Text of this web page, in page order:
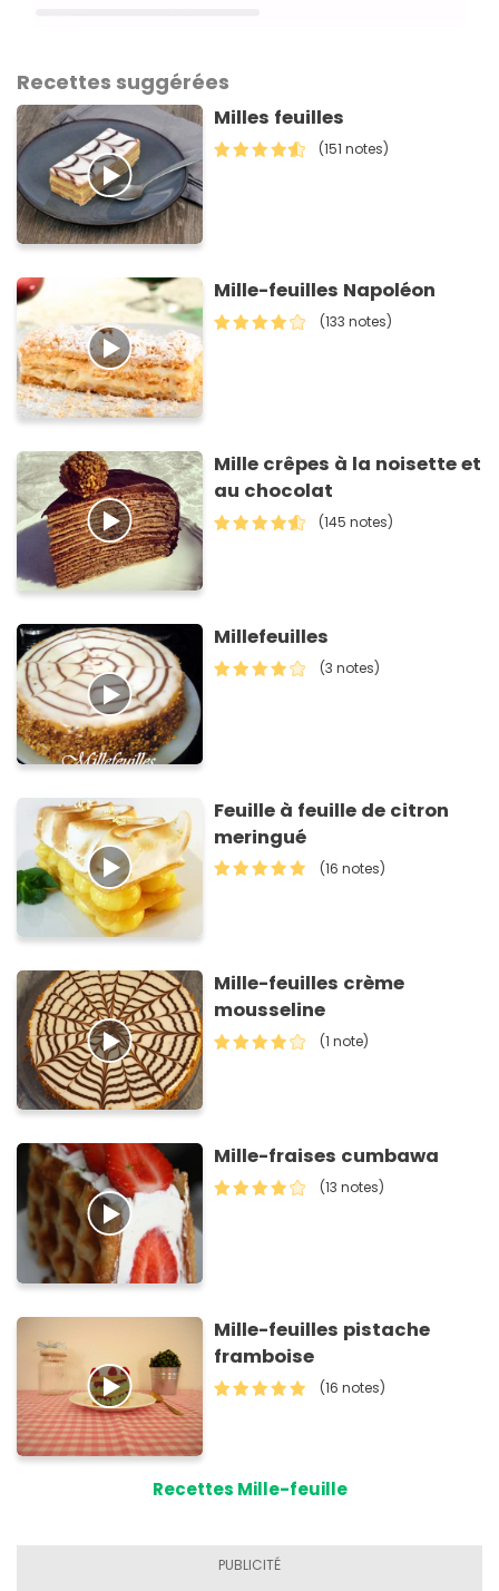
Recettes suggérées
Milles feuilles
(151 notes)
Mille-feuilles Napoléon
(133 notes)
Mille crêpes à la noisette et
au chocolat
(145 notes)
Millefeuilles
(3 notes)
Feuille à feuille de citron
meringué
(16 notes)
Mille-feuilles crème
mousseline
(1 note)
Mille-fraises cumbawa
(13 notes)
Mille-feuilles pistache
framboise
(16 notes)
Recettes Mille-feuille